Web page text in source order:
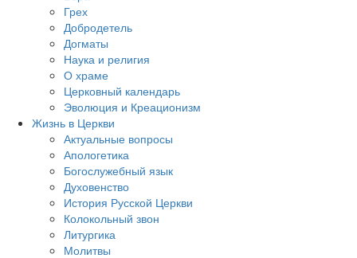
Грех
Добродетель
Догматы
Наука и религия
О храме
Церковный календарь
Эволюция и Креационизм
Жизнь в Церкви
Актуальные вопросы
Апологетика
Богослужебный язык
Духовенство
История Русской Церкви
Колокольный звон
Литургика
Молитвы